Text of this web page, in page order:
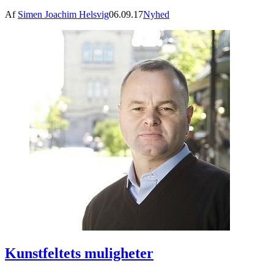
Af Simen Joachim Helsvig06.09.17Nyhed
Kunstfeltets muligheter